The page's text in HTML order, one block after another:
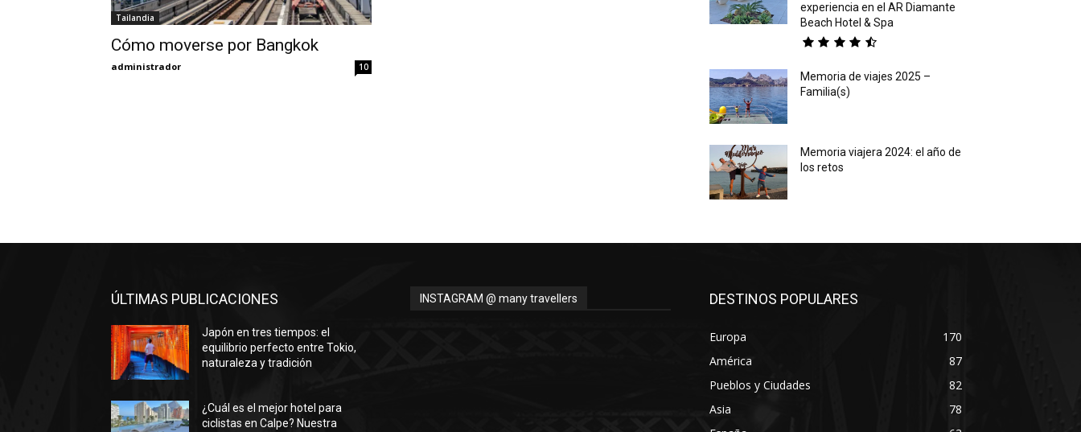
Tailandia
Cómo moverse por Bangkok
administrador 10
experiencia en el AR Diamante
Beach Hotel & Spa
Memoria de viajes 2025 –
Familia(s)
Memoria viajera 2024: el año de
los retos
ÚLTIMAS PUBLICACIONES
Japón en tres tiempos: el
equilibrio perfecto entre Tokio,
naturaleza y tradición
¿Cuál es el mejor hotel para
ciclistas en Calpe? Nuestra
INSTAGRAM @ many travellers DESTINOS POPULARES
Europa
170
América
87
Pueblos y Ciudades
82
Asia
78